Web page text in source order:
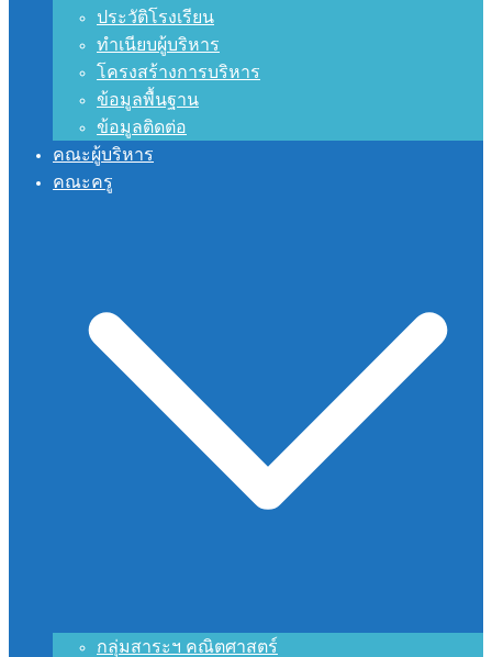
ประวัติโรงเรียน
ทำเนียบผู้บริหาร
โครงสร้างการบริหาร
ข้อมูลพื้นฐาน
ข้อมูลติดต่อ
คณะผู้บริหาร
คณะครู
กลุ่มสาระฯ คณิตศาสตร์